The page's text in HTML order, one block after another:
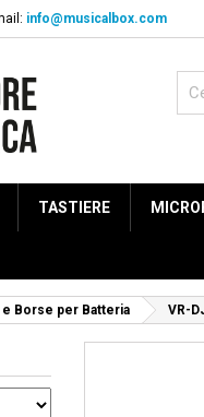
info@musicalbox.com
TASTIERE
Borse per Batteria VR-